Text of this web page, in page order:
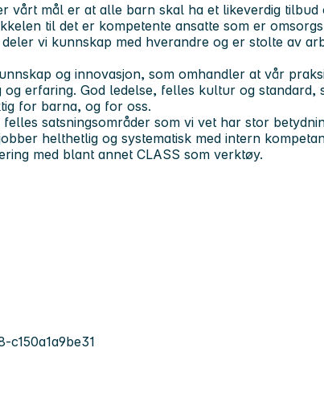
vårt mål er at alle barn skal ha et likeverdig tilbud
til det er kompetente ansatte som er
vi kunnskap med hverandre og er stolte av
og innovasjon, som omhandler at vår
erfaring. God ledelse, felles kultur og standard,
for barna, og for oss.
satsningsområder som vi vet har stor
helthetlig og systematisk med intern
med blant annet CLASS som verktøy.